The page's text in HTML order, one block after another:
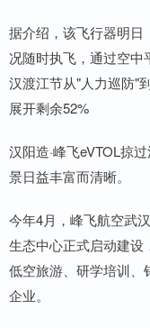
据介绍，该飞行器明日
况随时执飞，通过空中
汉渡江节从"人力巡防"
展开剩余52%
汉阳造·峰飞eVTOL掠
景日益丰富而清晰。
今年4月，峰飞航空武
生态中心正式启动建设
低空旅游、研学培训、
企业。